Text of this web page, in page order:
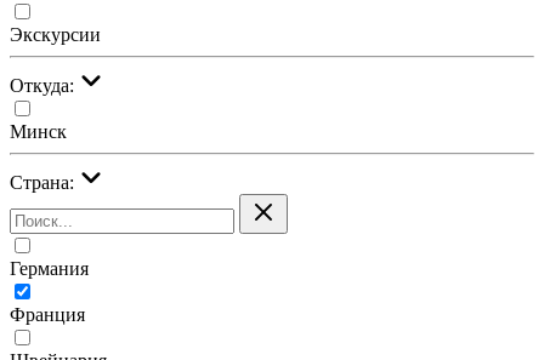
Экскурсии
Откуда:
Минск
Страна:
Германия
Франция